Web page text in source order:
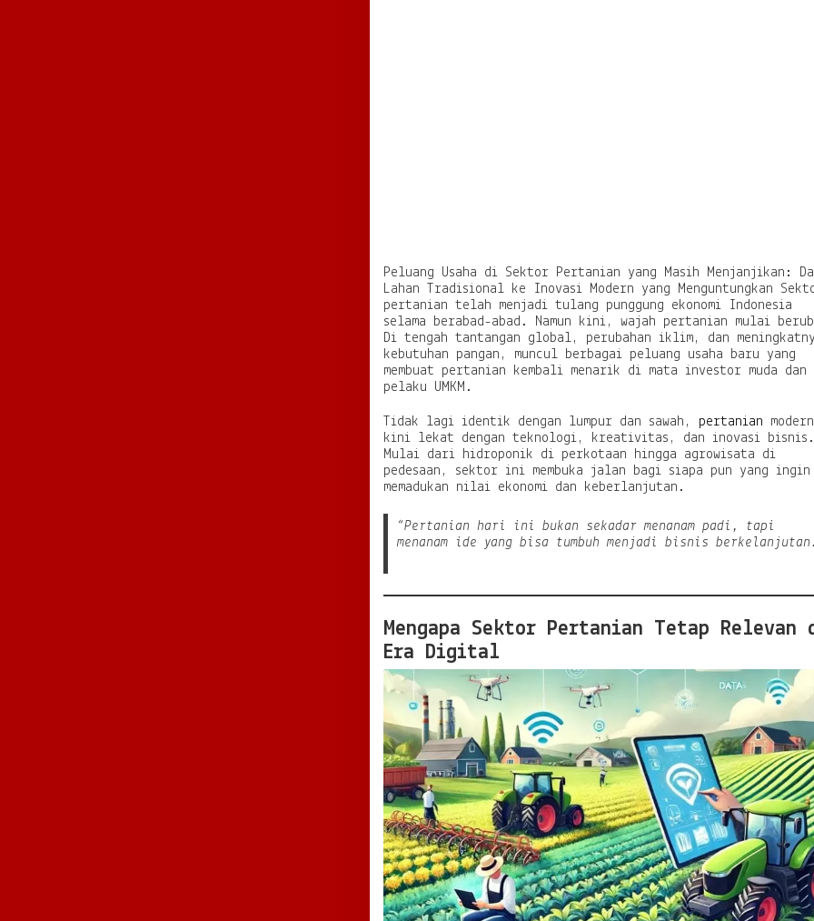
h
M
e
n
j
a
n
k
a
n
:
D
r
i
n
T
r
a
d
i
s
i
o
n
a
l
k
e
I
n
o
v
a
Peluang Usaha di Sektor Pertanian yang Masih Menjanjikan:
Lahan Tradisional ke Inovasi Modern yang Menguntungkan
pertanian telah menjadi tulang punggung ekonomi Indonesia
selama berabad-abad. Namun kini, wajah pertanian mulai
Di tengah tantangan global, perubahan iklim, dan
kebutuhan pangan, muncul berbagai peluang usaha baru yang
membuat pertanian kembali menarik di mata investor muda dan
pelaku UMKM.
Tidak lagi identik dengan lumpur dan sawah, pertanian modern
kini lekat dengan teknologi, kreativitas, dan inovasi bisnis.
Mulai dari hidroponik di perkotaan hingga agrowisata di
pedesaan, sektor ini membuka jalan bagi siapa pun yang ingin
memadukan nilai ekonomi dan keberlanjutan.
“Pertanian hari ini bukan sekadar menanam padi, tapi
menanam ide yang bisa tumbuh menjadi bisnis
Mengapa Sektor Pertanian Tetap Relevan
Era Digital